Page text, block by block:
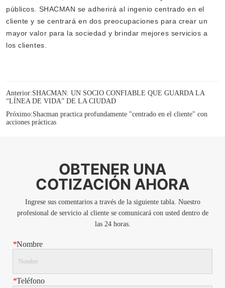
Anterior:SHACMAN: UN SOCIO CONFIABLE QUE GUARDA LA
“LÍNEA DE VIDA” DE LA CIUDAD
Próximo:Shacman practica profundamente "centrado en el cliente" con
acciones prácticas
OBTENER UNA
COTIZACIÓN AHORA
Ingrese sus comentarios a través de la siguiente tabla. Nuestro
profesional de servicio al cliente se comunicará con usted dentro de
las 24 horas.
*Nombre
*Teléfono